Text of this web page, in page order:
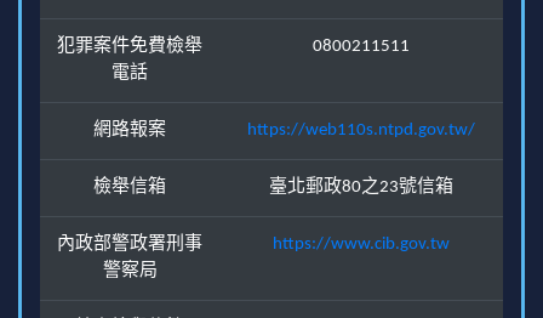
犯罪案件免費檢舉
電話
0800211511
網路報案 https://web110s.ntpd.gov.tw/
檢舉信箱 臺北郵政80之23號信箱
內政部警政署刑事
警察局
https://www.cib.gov.tw